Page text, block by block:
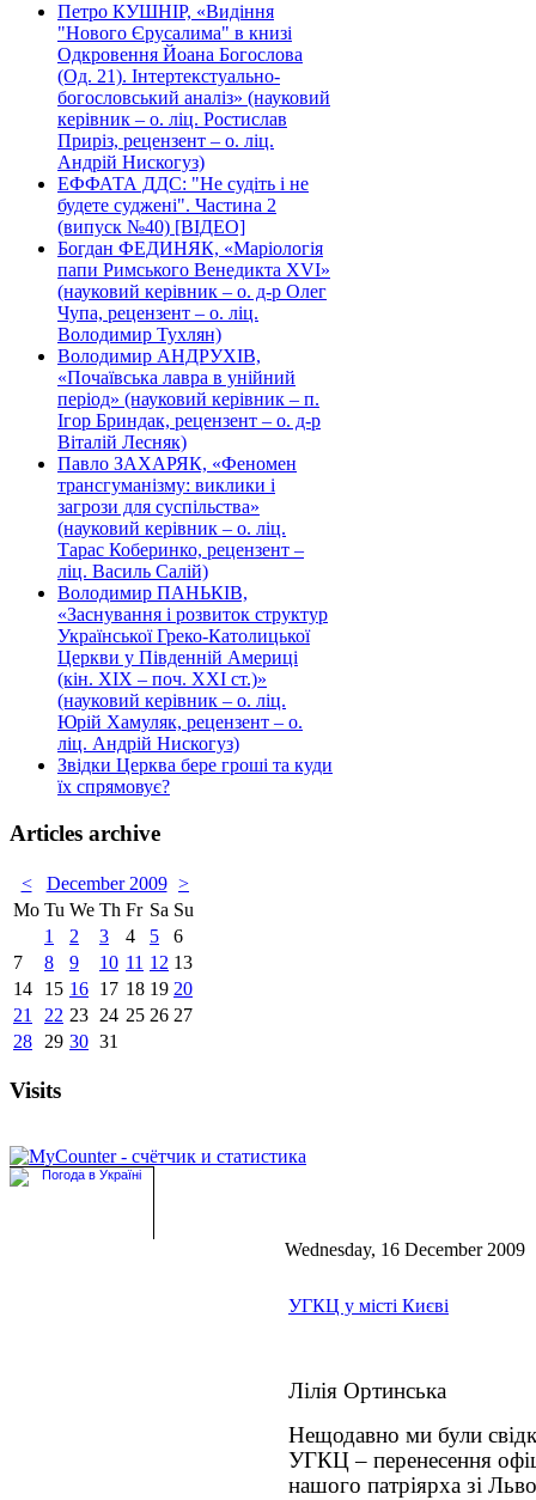
Петро КУШНІР, «Видіння
"Нового Єрусалима" в книзі
Одкровення Йоана Богослова
(Од. 21). Інтертекстуально-
богословський аналіз» (науковий
керівник – о. ліц. Ростислав
Приріз, рецензент – о. ліц.
Андрій Нискогуз)
ЕФФАТА ДДС: "Не судіть і не
будете суджені". Частина 2
(випуск №40) [ВІДЕО]
Богдан ФЕДИНЯК, «Маріологія
папи Римського Венедикта XVI»
(науковий керівник – о. д-р Олег
Чупа, рецензент – о. ліц.
Володимир Тухлян)
Володимир АНДРУХІВ,
«Почаївська лавра в унійний
період» (науковий керівник – п.
Ігор Бриндак, рецензент – о. д-р
Віталій Лесняк)
Павло ЗАХАРЯК, «Феномен
трансгуманізму: виклики і
загрози для суспільства»
(науковий керівник – о. ліц.
Тарас Коберинко, рецензент –
ліц. Василь Салій)
Володимир ПАНЬКІВ,
«Заснування і розвиток структур
Української Греко-Католицької
Церкви у Південній Америці
(кін. ХІХ – поч. ХХІ ст.)»
(науковий керівник – о. ліц.
Юрій Хамуляк, рецензент – о.
ліц. Андрій Нискогуз)
Звідки Церква бере гроші та куди
їх спрямовує?
Articles archive
< December 2009 >
Mo Tu We Th Fr Sa Su
1
2 3 4 5
6
7
8 9 10 11 12 13
14
15 16 17 18 19 20
21
22 23 24 25 26 27
28
29 30 31
Visits
Wednesday, 16 December 2009
УГКЦ у місті Києві
Лілія Ортинська
Нещодавно ми були
УГКЦ – перенесення
нашого патріярха зі